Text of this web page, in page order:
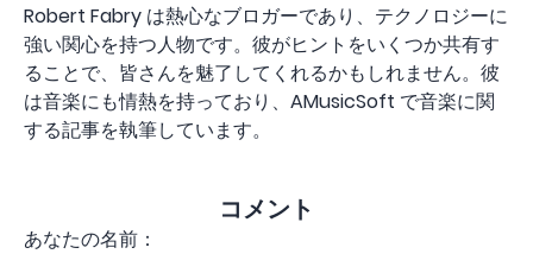
Robert Fabry は熱心なブロガーであり、テクノロジーに
強い関心を持つ人物です。彼がヒントをいくつか共有す
ることで、皆さんを魅了してくれるかもしれません。彼
は音楽にも情熱を持っており、AMusicSoft で音楽に関
する記事を執筆しています。
コメント
あなたの名前：